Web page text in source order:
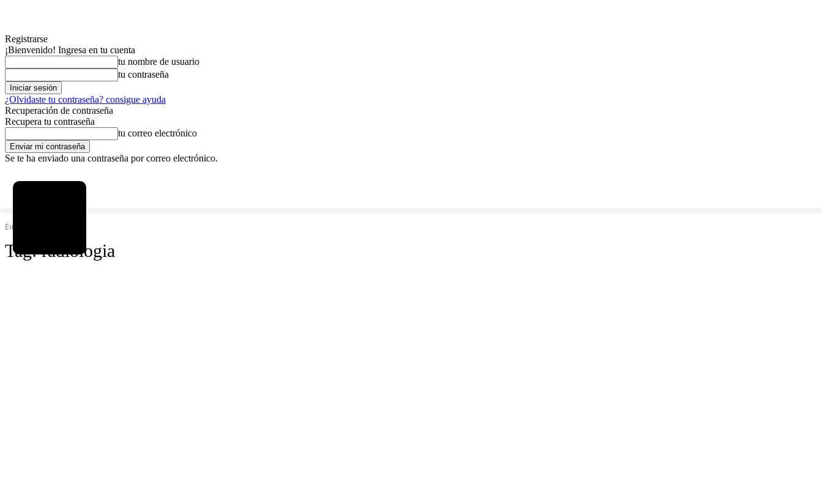
Registrarse
¡Bienvenido! Ingresa en tu cuenta
tu nombre de usuario
tu contraseña
¿Olvidaste tu contraseña? consigue ayuda
Recuperación de contraseña
Recupera tu contraseña
tu correo electrónico
Se te ha enviado una contraseña por correo electrónico.
Etiquetas
Tag:radiologia